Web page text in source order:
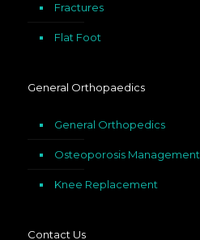
Fractures
Flat Foot
General Orthopaedics
General Orthopedics
Osteoporosis Management
Knee Replacement
Contact Us